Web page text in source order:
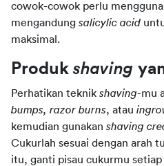
cowok-cowok perlu
mengandung salicylic acid
maksimal.
Produk shaving
Perhatikan teknik shaving-mu
bumps, razor burns, atau
kemudian gunakan shaving
Cukurlah sesuai dengan arah
itu, ganti pisau cukurmu